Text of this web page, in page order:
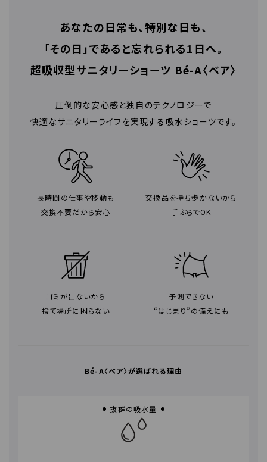
あなたの日常も、特別な日も、
「その日」であると忘れられる1日へ。
超吸収型サニタリーショーツ Bé-A〈ベア〉
圧倒的な安心感と独自のテクノロジーで
快適なサニタリーライフを実現する吸水ショーツです。
長時間の仕事や移動も
交換不要だから安心
交換品を持ち歩かないから
手ぶらでOK
ゴミが出ないから
捨て場所に困らない
予測できない
“はじまり”の備えにも
Bé-A〈ベア〉が選ばれる理由
抜群の吸水量